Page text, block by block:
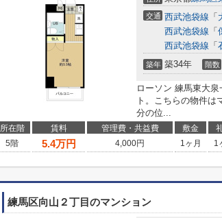
交通 西武池袋線 「
西武池袋線 「
西武池袋線 「
築年 築34年 階数
ローソン 練馬東大
ト。こちらの物件は
分の位...
所在階 賃料 管理費・共益費 敷金
5階
5.4万円 4,000円 1ヶ月 1
練馬区向山２丁目のマンション